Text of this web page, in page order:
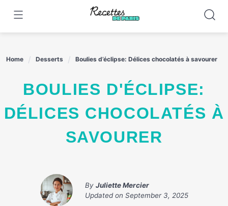
content
Home Desserts Boulies d’éclipse: Délices chocolatés à savourer
BOULIES D'ÉCLIPSE:
DÉLICES CHOCOLATÉS À
SAVOURER
By Juliette Mercier
Updated on September 3, 2025